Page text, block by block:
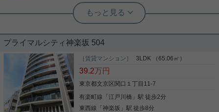
後楽園店（実用後楽園ホーム株式会社） 志熊威望
☆オートロック☆宅配ボックス
住まいをお探しなら「プライマルシティ神楽坂」。
セブンイレブン 江戸川橋店まで徒歩3分と近場にコ
ンビニがあるのもポイント。こちらの物件にはエレ
ベーターがあります。共用部には宅配ボックスを設
なります。駅まで歩いてアクセスできる、徒歩2分
の距離に立地する物件です。新生活を始めるための
写真(9)
プライマルシティ神楽坂 504
［賃貸マンション］ 3LDK （65.06㎡）
39.2万円
東京都文京区関口１丁目11-7
有楽町線 「江戸川橋 」駅 徒歩2分
東西線 「神楽坂 」駅 徒歩8分